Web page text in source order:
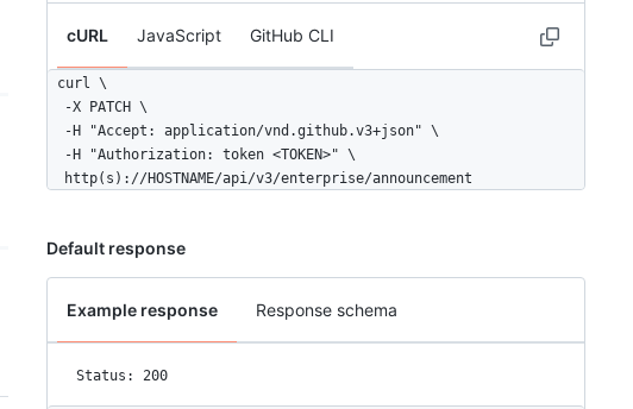
cURL JavaScript GitHub CLI
curl \
  -X PATCH \
  -H "Accept: application/vnd.github.v3+json" \
  -H "Authorization: token <TOKEN>" \
  http(s)://HOSTNAME/api/v3/enterprise/announcement
Default response
Example response Response schema
Status: 200